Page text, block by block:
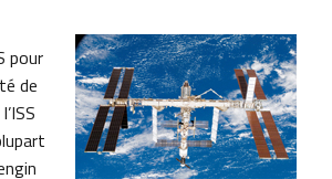
pour
de